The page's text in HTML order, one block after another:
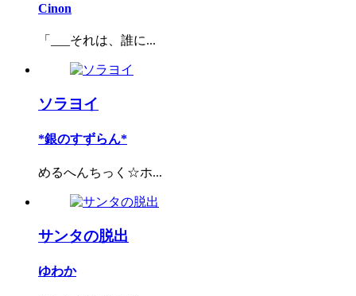
Cinon
「___それは、誰に...
ソラヨイ
*銀のすずらん*
めるへんちっく☆ホ...
サンタの脱出
ゆわか